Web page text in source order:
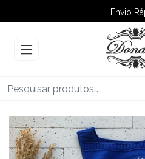
Envio
➚ Ofertas–